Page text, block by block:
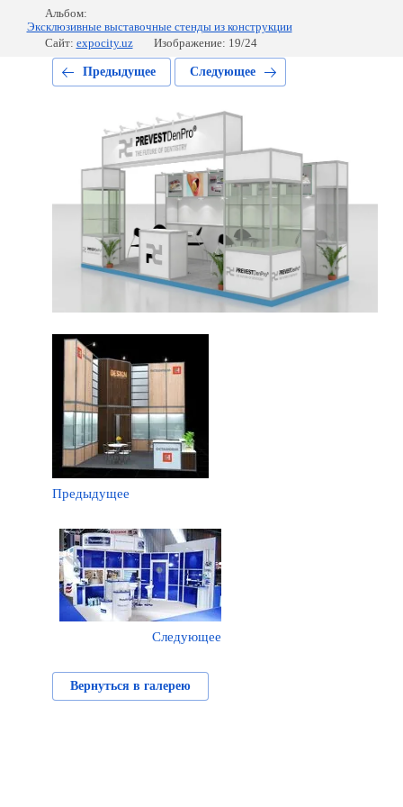
Альбом:
Эксклюзивные выставочные стенды из конструкции
Сайт: expocity.uz Изображение: 19/24
Предыдущее Следующее
Предыдущее
Следующее
Вернуться в галерею